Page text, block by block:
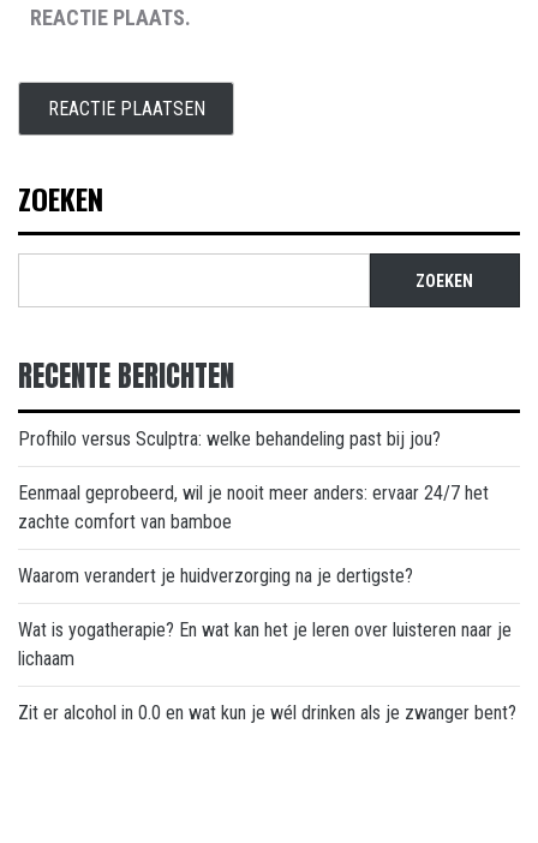
REACTIE PLAATS.
ZOEKEN
ZOEKEN
RECENTE BERICHTEN
Profhilo versus Sculptra: welke behandeling past bij jou?
Eenmaal geprobeerd, wil je nooit meer anders: ervaar 24/7 het
zachte comfort van bamboe
Waarom verandert je huidverzorging na je dertigste?
Wat is yogatherapie? En wat kan het je leren over luisteren naar je
lichaam
Zit er alcohol in 0.0 en wat kun je wél drinken als je zwanger bent?